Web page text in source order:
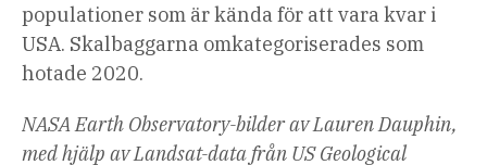
populationer som är kända för att vara kvar i
USA. Skalbaggarna omkategoriserades som
hotade 2020.
NASAEarth Observatory-bilder av Lauren Dauphin,
med hjälp av Landsat-data från US Geological